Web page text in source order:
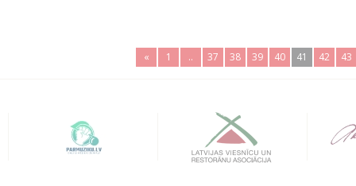
« 1 .. 37 38 39 40 41 42 43